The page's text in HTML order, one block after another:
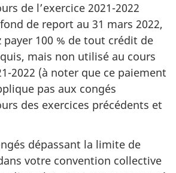
de l’exercice 2021-2022
de report au 31 mars 2022,
payer 100 % de tout crédit de
mais non utilisé au cours
2022 (à noter que ce paiement
pas aux congés
des exercices précédents et
dépassant la limite de
votre convention collective